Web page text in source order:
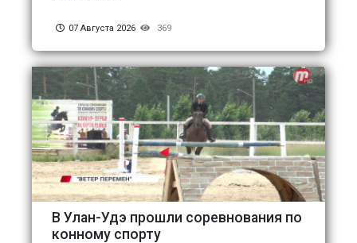
07 Августа 2026 369
В Улан-Удэ прошли соревнования по
конному спорту